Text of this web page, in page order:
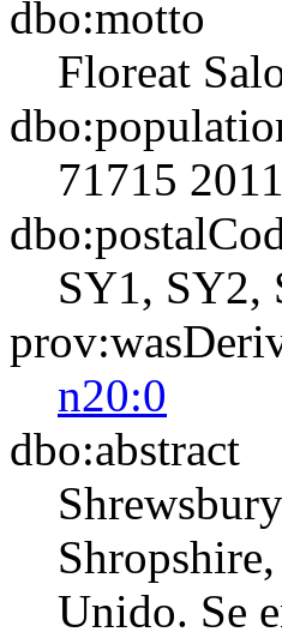
dbo:motto
Floreat
71715 2011
SY1, SY2,
n20:0
dbo:abstract
Unido. Se